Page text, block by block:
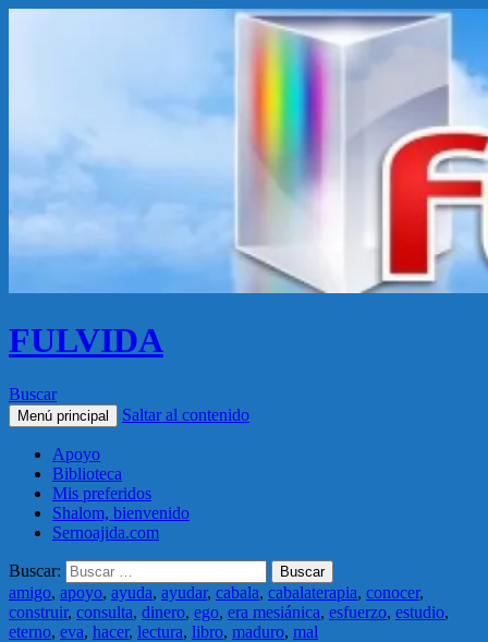
FULVIDA
Buscar
Menú principal Saltar al contenido
Apoyo
Biblioteca
Mis preferidos
Shalom, bienvenido
Sernoajida.com
Buscar:
amigo, apoyo, ayuda, ayudar, cabala, cabalaterapia, conocer,
construir, consulta, dinero, ego, era mesiánica, esfuerzo, estudio,
eterno, eva, hacer, lectura, libro, maduro, mal